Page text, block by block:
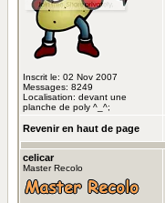
Inscrit le: 02 Nov 2007
Messages: 8249
Localisation: devant une
planche de poly ^_^;
Revenir en haut de page
celicar
Master Recolo